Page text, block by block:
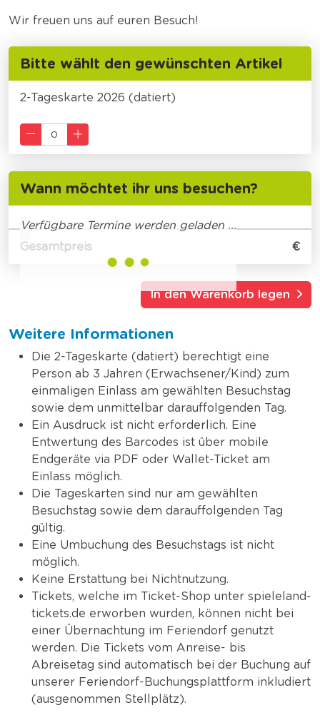
Wir freuen uns auf euren Besuch!
Bitte wählt den gewünschten Artikel
2-Tageskarte 2026 (datiert)
Wann möchtet ihr uns besuchen?
Verfügbare Termine werden geladen ...
Gesamtpreis
€
In den Warenkorb legen
Weitere Informationen
Die 2-Tageskarte (datiert) berechtigt eine
Person ab 3 Jahren (Erwachsener/Kind) zum
einmaligen Einlass am gewählten Besuchstag
sowie dem unmittelbar darauffolgenden Tag.
Ein Ausdruck ist nicht erforderlich. Eine
Entwertung des Barcodes ist über mobile
Endgeräte via PDF oder Wallet-Ticket am
Einlass möglich.
Die Tageskarten sind nur am gewählten
Besuchstag sowie dem darauffolgenden Tag
gültig.
Eine Umbuchung des Besuchstags ist nicht
möglich.
Keine Erstattung bei Nichtnutzung.
Tickets, welche im Ticket-Shop unter spieleland-
tickets.de erworben wurden, können nicht bei
einer Übernachtung im Feriendorf genutzt
werden. Die Tickets vom Anreise- bis
Abreisetag sind automatisch bei der Buchung auf
unserer Feriendorf-Buchungsplattform inkludiert
(ausgenommen Stellplätz).